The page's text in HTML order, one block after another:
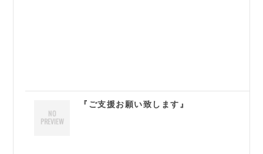
『ご支援お願い致します』